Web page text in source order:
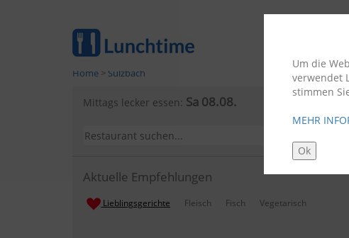
Um die
verwendet
stimmen
MEHR
Ok
Home > Sulzbach
Mittags lecker essen: Sa 08.08.
Aktuelle Empfehlungen
Lieblingsgerichte Fleisch Fisch Vegetarisch